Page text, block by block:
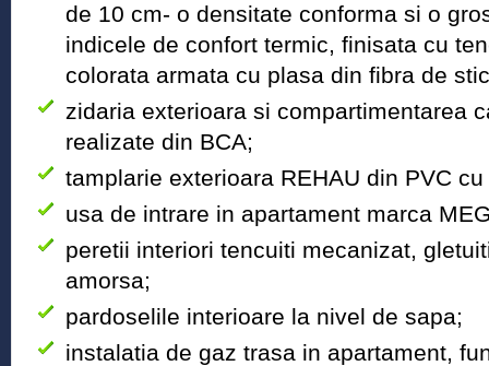
de 10 cm- o densitate conforma si o
indicele de confort termic, finisata cu
colorata armata cu plasa din fibra de
zidaria exterioara si compartimentarea
realizate din BCA;
tamplarie exterioara REHAU din PVC
usa de intrare in apartament marca
peretii interiori tencuiti mecanizat,
amorsa;
pardoselile interioare la nivel de sapa;
instalatia de gaz trasa in apartament,